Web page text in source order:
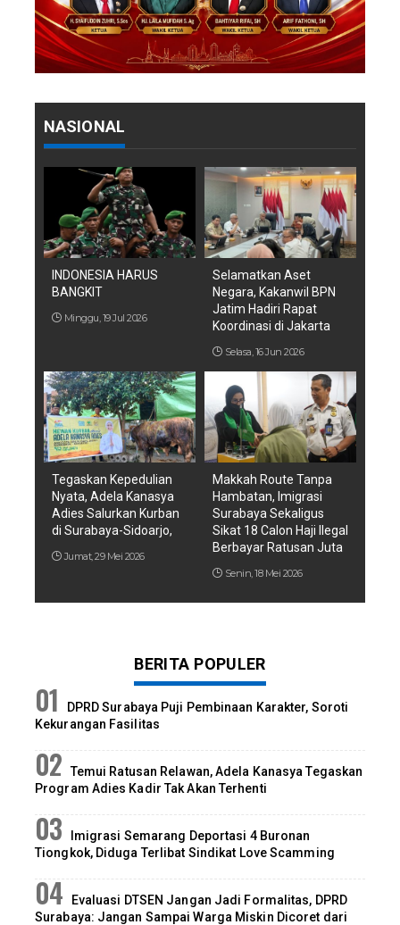
NASIONAL
INDONESIA HARUS
BANGKIT
Minggu, 19 Jul 2026
Selamatkan Aset
Negara, Kakanwil BPN
Jatim Hadiri Rapat
Koordinasi di Jakarta
Selasa, 16 Jun 2026
Tegaskan Kepedulian
Nyata, Adela Kanasya
Adies Salurkan Kurban
di Surabaya-Sidoarjo,
Jumat, 29 Mei 2026
Makkah Route Tanpa
Hambatan, Imigrasi
Surabaya Sekaligus
Sikat 18 Calon Haji Ilegal
Berbayar Ratusan Juta
Senin, 18 Mei 2026
BERITA POPULER
DPRD Surabaya Puji Pembinaan Karakter, Soroti
Kekurangan Fasilitas
Temui Ratusan Relawan, Adela Kanasya Tegaskan
Program Adies Kadir Tak Akan Terhenti
Imigrasi Semarang Deportasi 4 Buronan
Tiongkok, Diduga Terlibat Sindikat Love Scamming
Evaluasi DTSEN Jangan Jadi Formalitas, DPRD
Surabaya: Jangan Sampai Warga Miskin Dicoret dari